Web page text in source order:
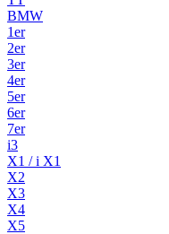
BMW
1er
2er
3er
4er
5er
6er
7er
i3
X1 / i X1
X2
X3
X4
X5